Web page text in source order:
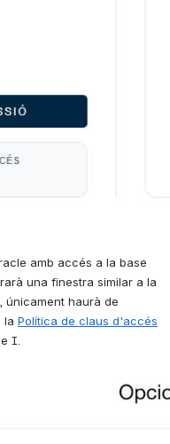
amb accés a la base
una finestra similar a la
únicament haurà de
la Política de claus d'accés
I.